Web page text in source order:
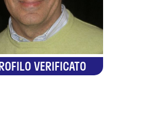
VERIFICATO